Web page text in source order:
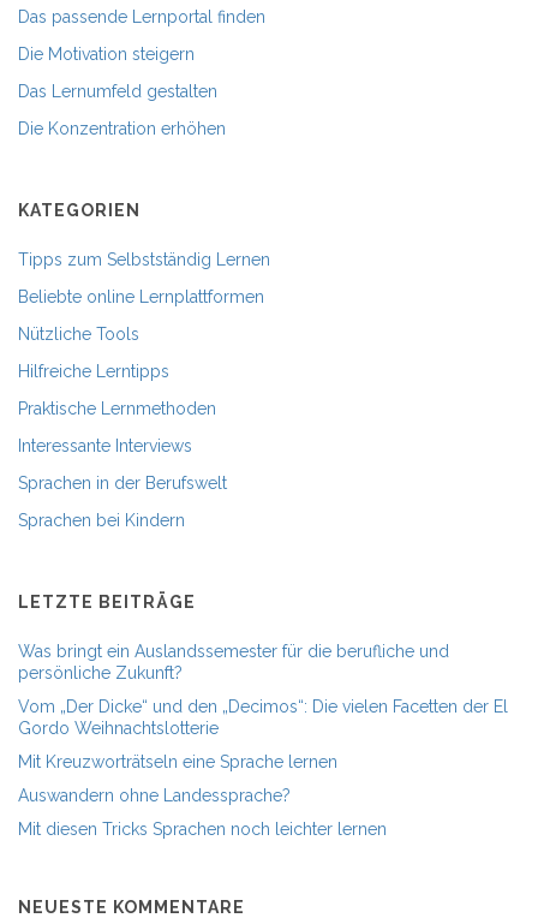
Das passende Lernportal finden
Die Motivation steigern
Das Lernumfeld gestalten
Die Konzentration erhöhen
KATEGORIEN
Tipps zum Selbstständig Lernen
Beliebte online Lernplattformen
Nützliche Tools
Hilfreiche Lerntipps
Praktische Lernmethoden
Interessante Interviews
Sprachen in der Berufswelt
Sprachen bei Kindern
LETZTE BEITRÄGE
Was bringt ein Auslandssemester für die berufliche und
persönliche Zukunft?
Vom „Der Dicke“ und den „Decimos“: Die vielen Facetten der El
Gordo Weihnachtslotterie
Mit Kreuzworträtseln eine Sprache lernen
Auswandern ohne Landessprache?
Mit diesen Tricks Sprachen noch leichter lernen
NEUESTE KOMMENTARE